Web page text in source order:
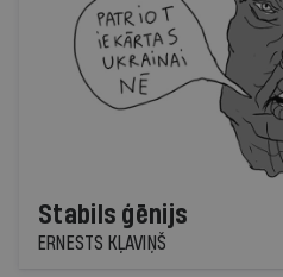
Stabils ģēnijs
ERNESTS KĻAVIŅŠ